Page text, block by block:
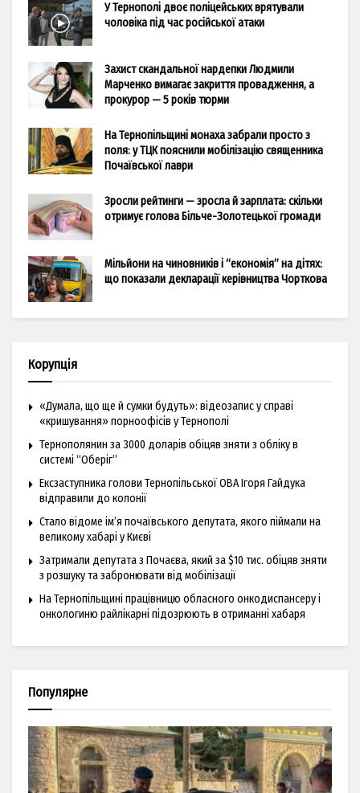
У Тернополі двоє поліцейських врятували
чоловіка під час російської атаки
Захист скандальної нардепки Людмили
Марченко вимагає закриття провадження, а
прокурор — 5 років тюрми
На Тернопільщині монаха забрали просто з
поля: у ТЦК пояснили мобілізацію священника
Почаївської лаври
Зросли рейтинги — зросла й зарплата: скільки
отримує голова Більче-Золотецької громади
Мільйони на чиновників і “економія” на дітях:
що показали декларації керівництва Чорткова
Корупція
«Думала, що ще й сумки будуть»: відеозапис у справі
«кришування» порноофісів у Тернополі
Тернополянин за 3000 доларів обіцяв зняти з обліку в
системі “Оберіг”
Ексзаступника голови Тернопільської ОВА Ігоря Гайдука
відправили до колонії
Стало відоме ім’я почаївського депутата, якого піймали на
великому хабарі у Києві
Затримали депутата з Почаєва, який за $10 тис. обіцяв зняти
з розшуку та забронювати від мобілізації
На Тернопільщині працівницю обласного онкодиспансеру і
онкологиню райлікарні підозрюють в отриманні хабаря
Популярне